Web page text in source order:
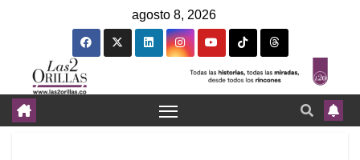
agosto 8, 2026